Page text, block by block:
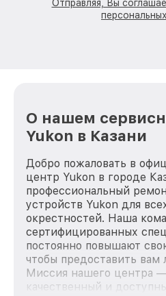
Отправляя, Вы
О нашем
Yukon в Казани
Добро пожаловать в
центр Yukon в городе
профессиональный
устройств Yukon для
окрестностей. Наша
сертифицированных
постоянно повышают
чтобы предоставить вам
Миссия нашего центра
качественный и